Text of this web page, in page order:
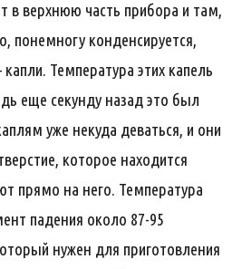
в верхнюю часть прибора и там,
понемногу конденсируется,
Температура этих капель
еще секунду назад это был
уже некуда деваться, и они
которое находится
прямо на него. Температура
падения около 87-95
нужен для приготовления